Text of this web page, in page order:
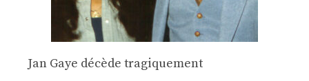
Jan Gaye décède tragiquement